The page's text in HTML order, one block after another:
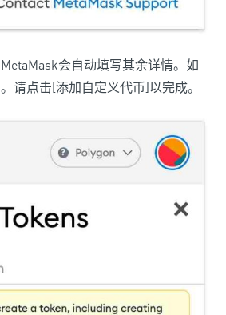
会自动填写其余详情。如
请点击[添加自定义代币]以完成。